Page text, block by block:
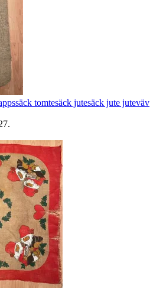
tomtesäck jutesäck jute juteväv
.